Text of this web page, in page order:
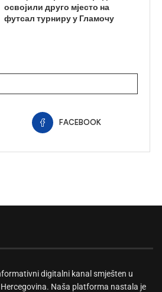
освојили друго мјесто на
футсал турниру у Гламочу
FACEBOOK
digitalni kanal smješten u
Naša platforma nastala je